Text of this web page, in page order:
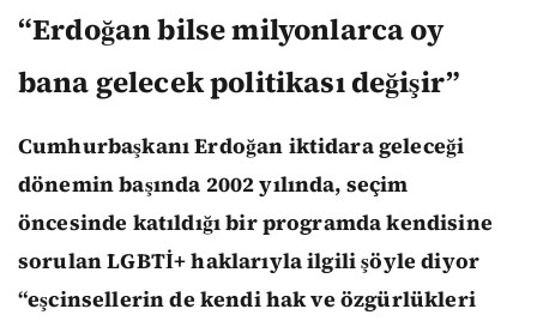
“Erdoğan bilse milyonlarca oy
bana gelecek politikası değişir”
Cumhurbaşkanı Erdoğan iktidara geleceği
dönemin başında 2002 yılında, seçim
öncesinde katıldığı bir programda kendisine
sorulan LGBTİ+ haklarıyla ilgili şöyle diyor
“eşcinsellerin de kendi hak ve özgürlükleri